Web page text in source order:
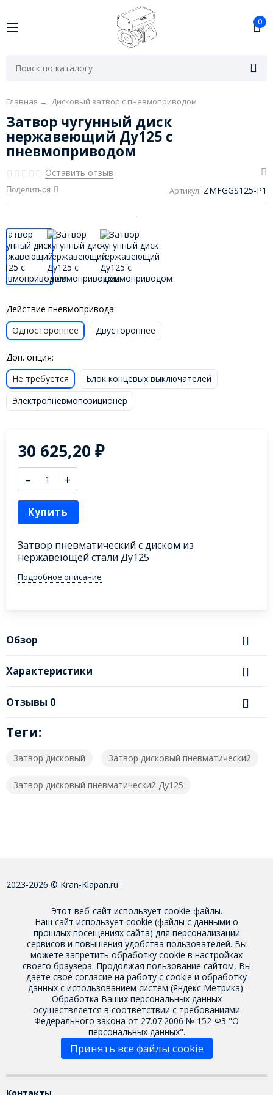
0
Главная → Дисковый затвор с пневмоприводом
Затвор чугунный диск
нержавеющий Ду125 с
пневмоприводом
Оставить отзыв
Поделиться Артикул: ZMFGGS125-P1
Действие пневмопривода:
Одностороннее
Двустороннее
Доп. опция:
Не требуется
Блок концевых выключателей
Электропневмопозиционер
30 625,20₽
– +
Купить
Затвор пневматический с диском из
нержавеющей стали Ду125
Подробное описание
Обзор
Характеристики
Отзывы 0
Теги:
Затвор дисковый Затвор дисковый пневматический
Затвор дисковый пневматический Ду125
2023-2026 © Kran-Klapan.ru
Этот веб-сайт использует cookie-файлы.
Наш сайт использует cookie (файлы с данными о
прошлых посещениях сайта) для персонализации
сервисов и повышения удобства пользователей. Вы
можете запретить обработку cookie в настройках
своего браузера. Продолжая пользование сайтом, Вы
даете свое согласие на работу с cookie и обработку
данных с использованием систем (Яндекс Метрика).
Обработка Ваших персональных данных
осуществляется в соответствии с требованиями
Федерального закона от 27.07.2006 № 152-Ф3 "О
персональных данных".
Принять все файлы cookie